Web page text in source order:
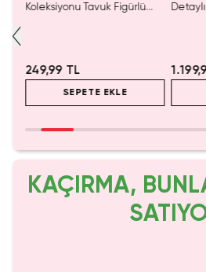
Koleksiyonu Tavuk Figürlü
249,99 TL
SEPETE EKLE
KAÇIRMA,